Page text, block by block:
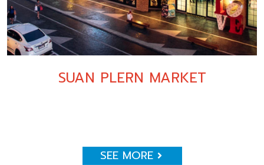
SUAN PLERN MARKET
SEE MORE